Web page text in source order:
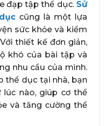
đạp tập thể dục. Sử
cũng là một lựa
sức khỏe và kiểm
thiết kế đơn giản,
khó của bài tập và
nhu cầu của mình.
thể dục tại nhà, bạn
nào, giúp cơ thể
và tăng cường thể